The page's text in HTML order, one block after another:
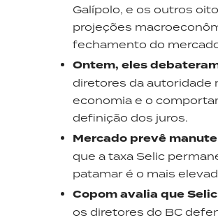
Galípolo, e os outros
projeções
fechamento do
Ontem, eles
diretores da autoridade
economia e o
definição dos juros.
Mercado prevê
que a taxa Selic
patamar é o mais
Copom avalia que
os diretores do BC